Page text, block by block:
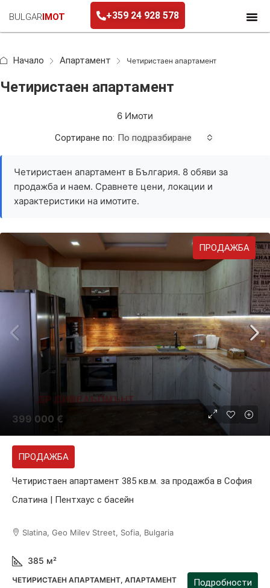
BULGARIMOT +359 24 928 578
Начало Апартамент Четиристаен апартамент
Четиристаен апартамент
6 Имоти
Сортиране по: По подразбиране
Четиристаен апартамент в България. 8 обяви за
продажба и наем. Сравнете цени, локации и
характеристики на имотите.
ПРОДАЖБА
399 000 €
ПРОДАЖБА
Четиристаен апартамент 385 кв.м. за продажба в София
Слатина | Пентхаус с басейн
Slatina, Geo Milev Street, Sofia, Bulgaria
385 м²
ЧЕТИРИСТАЕН АПАРТАМЕНТ, АПАРТАМЕНТ Подробности